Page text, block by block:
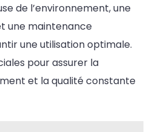
de l’environnement, une
une maintenance
une utilisation optimale.
pour assurer la
et la qualité constante